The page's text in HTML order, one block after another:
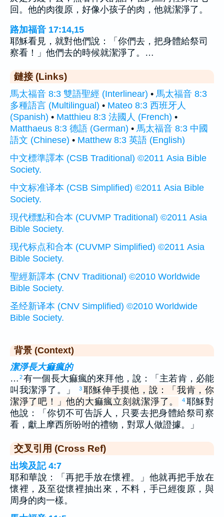
回。他的肉復原，好像小孩子的肉，他就潔淨了。
路加福音 17:14,15
耶穌看見，就對他們說：「你們去，把身體給祭司
察看！」他們去的時候就潔淨了。…
鏈接 (Links)
馬太福音 8:3 雙語聖經 (Interlinear) • 馬太福音 8:3
多種語言 (Multilingual) • Mateo 8:3 西班牙人
(Spanish) • Matthieu 8:3 法國人 (French) •
Matthaeus 8:3 德語 (German) • 馬太福音 8:3 中國
語文 (Chinese) • Matthew 8:3 英語 (English)
中文標準譯本 (CSB Traditional) ©2011 Asia Bible
Society.
中文标准译本 (CSB Simplified) ©2011 Asia Bible
Society.
現代標點和合本 (CUVMP Traditional) ©2011 Asia
Bible Society.
现代标点和合本 (CUVMP Simplified) ©2011 Asia
Bible Society.
聖經新譯本 (CNV Traditional) ©2010 Worldwide
Bible Society.
圣经新译本 (CNV Simplified) ©2010 Worldwide
Bible Society.
背景 (Context)
潔淨長大痲瘋的
… 2有一個長大痲瘋的來拜他，說：「主若肯，必能
叫我潔淨了。」
3 耶穌伸手摸他，說：「我肯，你
潔淨了吧！」他的大痲瘋立刻就潔淨了。
4 耶穌對
他說：「你切不可告訴人，只要去把身體給祭司察
看，獻上摩西所吩咐的禮物，對眾人做證據。」
交叉引用 (Cross Ref)
出埃及記 4:7
耶和華說：「再把手放在懷裡。」他就再把手放在
懷裡，及至從懷裡抽出來，不料，手已經復原，與
周身的肉一樣。